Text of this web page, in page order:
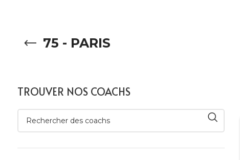
75 - PARIS
TROUVER NOS COACHS